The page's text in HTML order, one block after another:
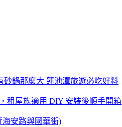
鍋那麼大 蓮池潭旅遊必吃好料
租屋族適用 DIY 安裝後順手開箱
安路與國華街)